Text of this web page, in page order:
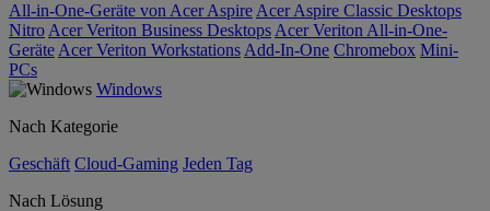
All-in-One-Geräte von Acer Aspire Acer Aspire Classic Desktops
Nitro Acer Veriton Business Desktops Acer Veriton All-in-One-
Geräte Acer Veriton Workstations Add-In-One Chromebox Mini-
PCs
Windows
Nach Kategorie
Geschäft Cloud-Gaming Jeden Tag
Nach Lösung